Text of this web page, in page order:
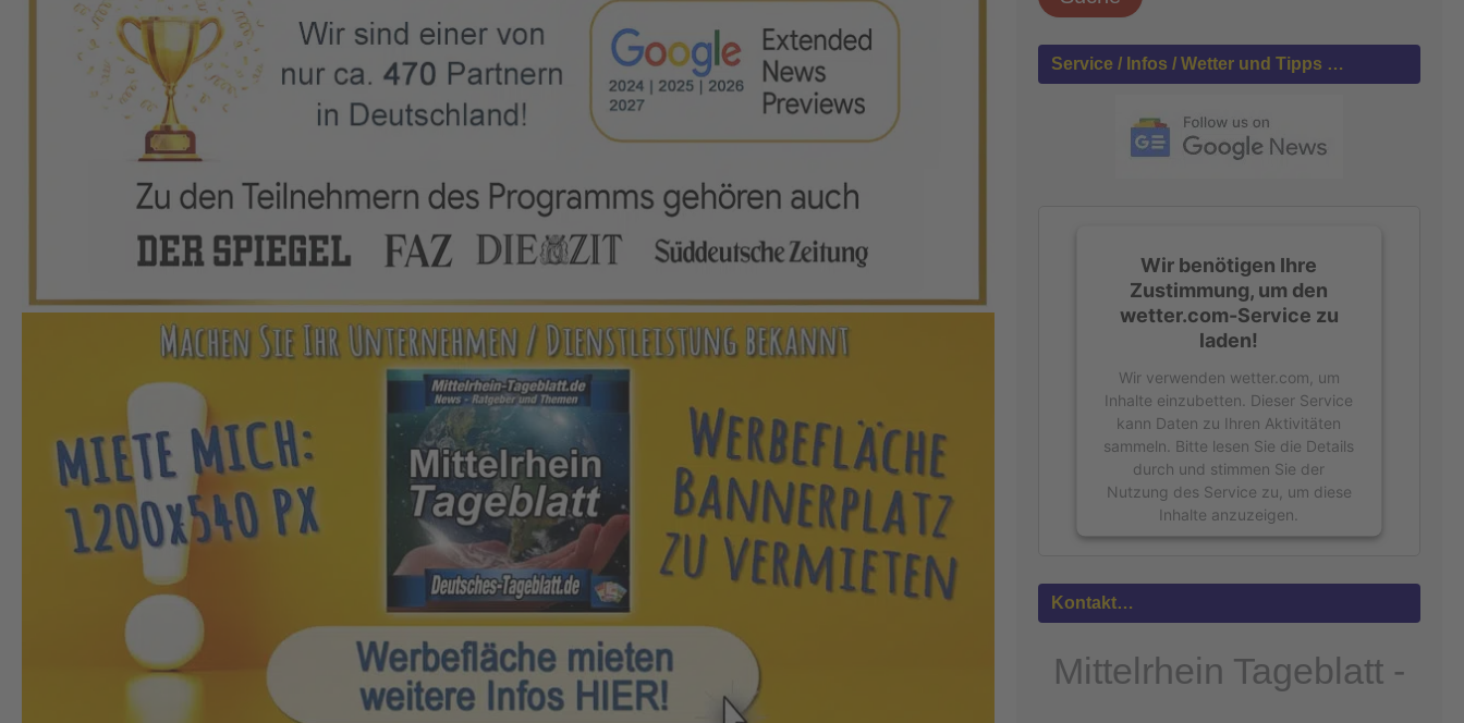
h
n
Service / Infos / Wetter und Tipps …
Wir benötigen Ihre
Zustimmung, um den
wetter.com-Service zu
laden!
Wir verwenden wetter.com, um
Inhalte einzubetten. Dieser Service
kann Daten zu Ihren Aktivitäten
sammeln. Bitte lesen Sie die Details
durch und stimmen Sie der
Nutzung des Service zu, um diese
Inhalte anzuzeigen.
Informationen
Akzeptieren
powered byUsercentrics Consent
Management Platform&eRecht24
Kontakt…
Mittelrhein Tageblatt -